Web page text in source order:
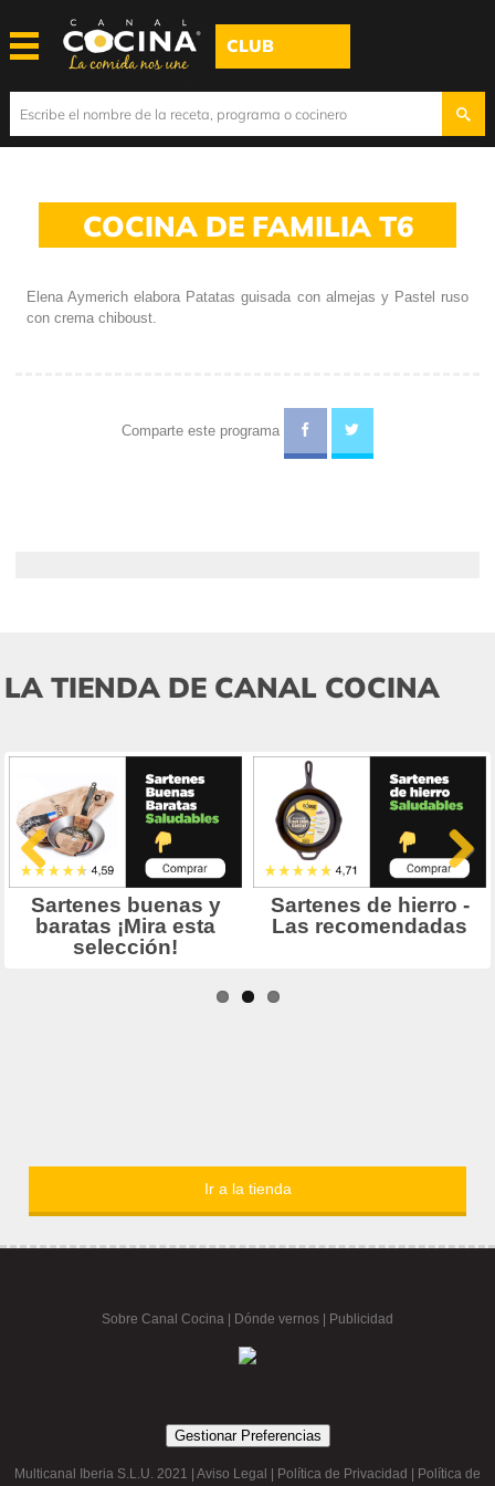
CLUB
COCINA DE FAMILIA T6
Elena Aymerich elabora Patatas guisada con almejas y Pastel ruso
con crema chiboust.
Comparte este programa
LA TIENDA DE CANAL COCINA
Ir a la tienda
Sobre Canal Cocina Dónde vernos | Publicidad
Gestionar Preferencias
Multicanal Iberia S.L.U. 2021 | Aviso Legal Política de Privacidad Política de